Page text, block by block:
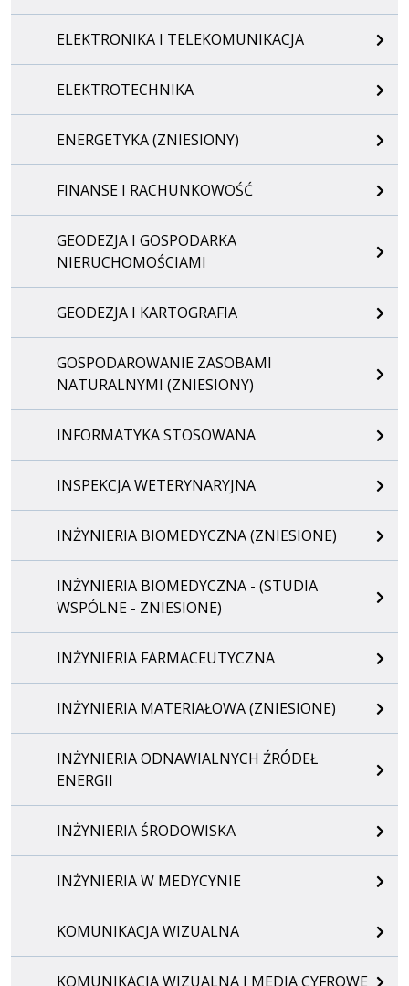
ELEKTRONIKA I TELEKOMUNIKACJA
ELEKTROTECHNIKA
ENERGETYKA (ZNIESIONY)
FINANSE I RACHUNKOWOŚĆ
GEODEZJA I GOSPODARKA
NIERUCHOMOŚCIAMI
GEODEZJA I KARTOGRAFIA
GOSPODAROWANIE ZASOBAMI
NATURALNYMI (ZNIESIONY)
INFORMATYKA STOSOWANA
INSPEKCJA WETERYNARYJNA
INŻYNIERIA BIOMEDYCZNA (ZNIESIONE)
INŻYNIERIA BIOMEDYCZNA - (STUDIA
WSPÓLNE - ZNIESIONE)
INŻYNIERIA FARMACEUTYCZNA
INŻYNIERIA MATERIAŁOWA (ZNIESIONE)
INŻYNIERIA ODNAWIALNYCH ŹRÓDEŁ
ENERGII
INŻYNIERIA ŚRODOWISKA
INŻYNIERIA W MEDYCYNIE
KOMUNIKACJA WIZUALNA
KOMUNIKACJA WIZUALNA I MEDIA CYFROWE